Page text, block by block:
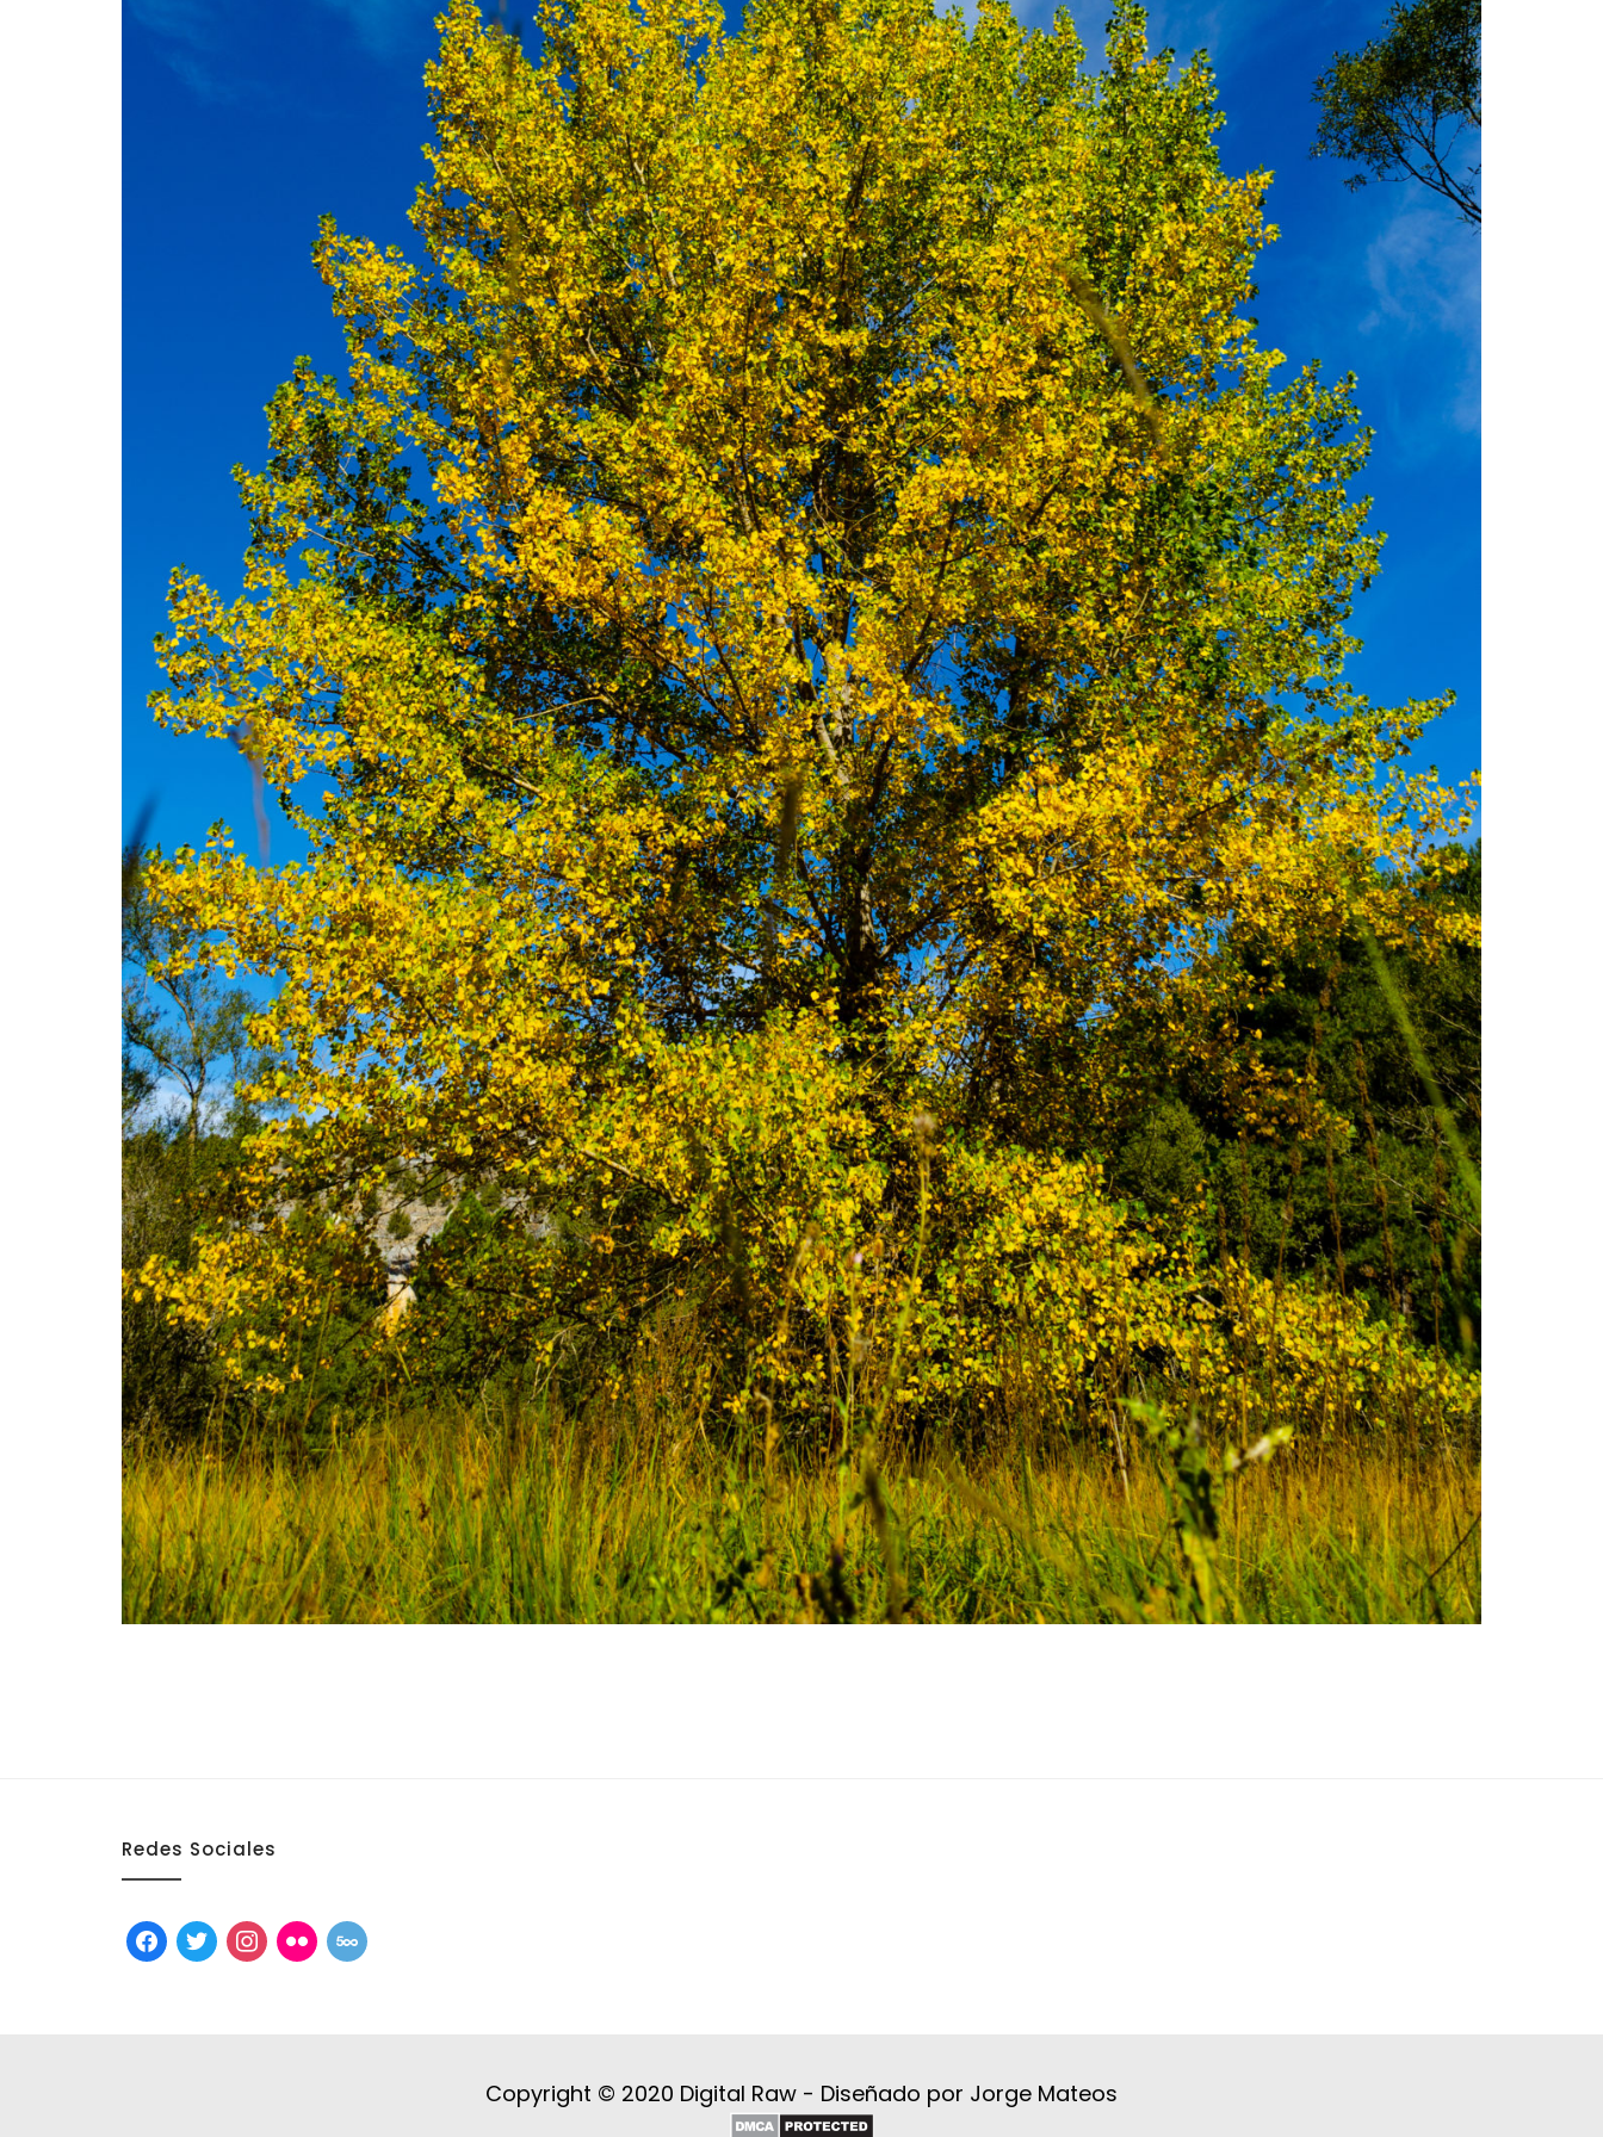
Redes Sociales
facebook
twitterinstagram
flickr 500px
Copyright © 2020 Digital Raw - Diseñado por Jorge Mateos